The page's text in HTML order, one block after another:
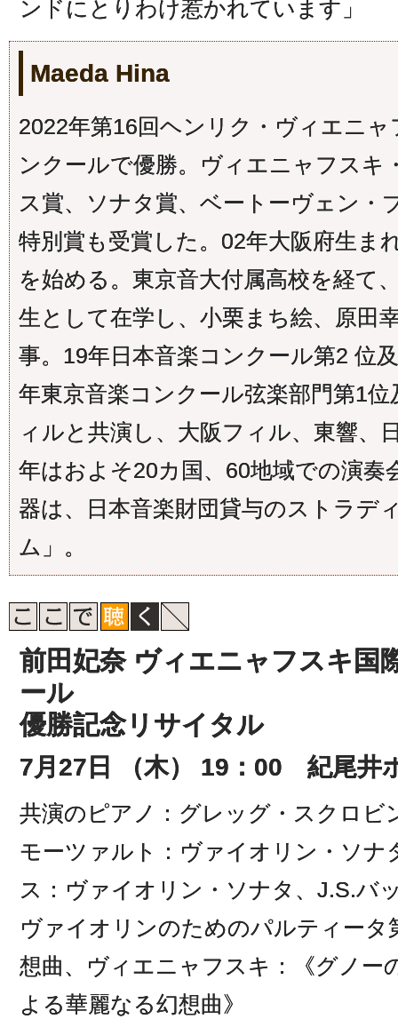
ンドにとりわけ惹かれています」
Maeda Hina
2022年第16回ヘンリク・ヴィエニ
ンクールで優勝。ヴィエニャフスキ
ス賞、ソナタ賞、ベートーヴェン・
特別賞も受賞した。02年大阪府生ま
を始める。東京音大付属高校を経て
生として在学し、小栗まち絵、原田
事。19年日本音楽コンクール第2 位
年東京音楽コンクール弦楽部門第1
ィルと共演し、大阪フィル、東響、
年はおよそ20カ国、60地域での演奏
器は、日本音楽財団貸与のストラデ
ム」。
前田妃奈 ヴィエニャフスキ国
ール
優勝記念リサイタル
7月27日 （木） 19：00 紀尾井
共演のピアノ：グレッグ・スクロビ
モーツァルト：ヴァイオリン・ソナ
ス：ヴァイオリン・ソナタ、J.S.バ
ヴァイオリンのためのパルティー
想曲、ヴィエニャフスキ：《グノー
よる華麗なる幻想曲》